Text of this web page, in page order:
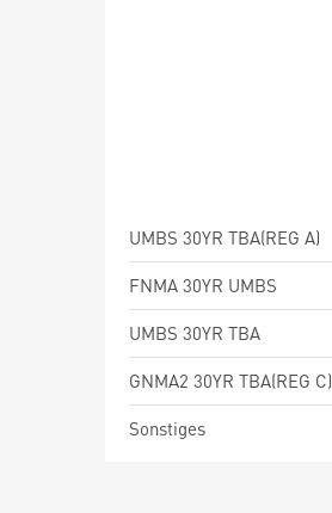
UMBS 30YR TBA(REG A)
FNMA 30YR UMBS
UMBS 30YR TBA
GNMA2 30YR TBA(REG C)
Sonstiges